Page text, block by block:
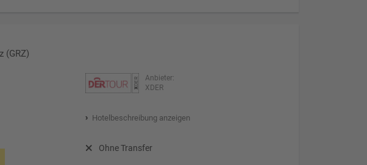
(GRZ)
Anbieter:
XDER
Hotelbeschreibung anzeigen
Ohne Transfer